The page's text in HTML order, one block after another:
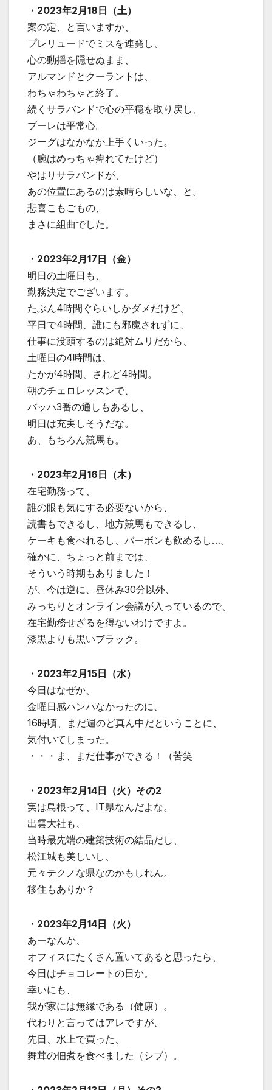
・2023年2月18日（土）
案の定、と言いますか、
プレリュードでミスを連発し、
心の動揺を隠せぬまま、
アルマンドとクーラントは、
わちゃわちゃと終了。
続くサラバンドで心の平穏を取り戻し、
ブーレは平常心。
ジーグはなかなか上手くいった。
（腕はめっちゃ痺れてたけど）
やはりサラバンドが、
あの位置にあるのは素晴らしいな、と。
悲喜こもごもの、
まさに組曲でした。
・2023年2月17日（金）
明日の土曜日も、
勤務決定でございます。
たぶん4時間ぐらいしかダメだけど、
平日で4時間、誰にも邪魔されずに、
仕事に没頭するのは絶対ムリだから、
土曜日の4時間は、
たかが4時間、されど4時間。
朝のチェロレッスンで、
バッハ3番の通しもあるし、
明日は充実しそうだな。
あ、もちろん競馬も。
・2023年2月16日（木）
在宅勤務って、
誰の眼も気にする必要ないから、
読書もできるし、地方競馬もできるし、
ケーキも食べれるし、バーボンも飲めるし…。
確かに、ちょっと前までは、
そういう時期もありました！
が、今は逆に、昼休み30分以外、
みっちりとオンライン会議が入っているので、
在宅勤務せざるを得ないわけですよ。
漆黒よりも黒いブラック。
・2023年2月15日（水）
今日はなぜか、
金曜日感ハンパなかったのに、
16時頃、まだ週のど真ん中だということに、
気付いてしまった。
・・・ま、まだ仕事ができる！（苦笑
・2023年2月14日（火）その2
実は島根って、IT県なんだよな。
出雲大社も、
当時最先端の建築技術の結晶だし、
松江城も美しいし、
元々テクノな県なのかもしれん。
移住もありか？
・2023年2月14日（火）
あーなんか、
オフィスにたくさん置いてあると思ったら、
今日はチョコレートの日か。
幸いにも、
我が家には無縁である（健康）。
代わりと言ってはアレですが、
先日、水上で買った、
舞茸の佃煮を食べました（シブ）。